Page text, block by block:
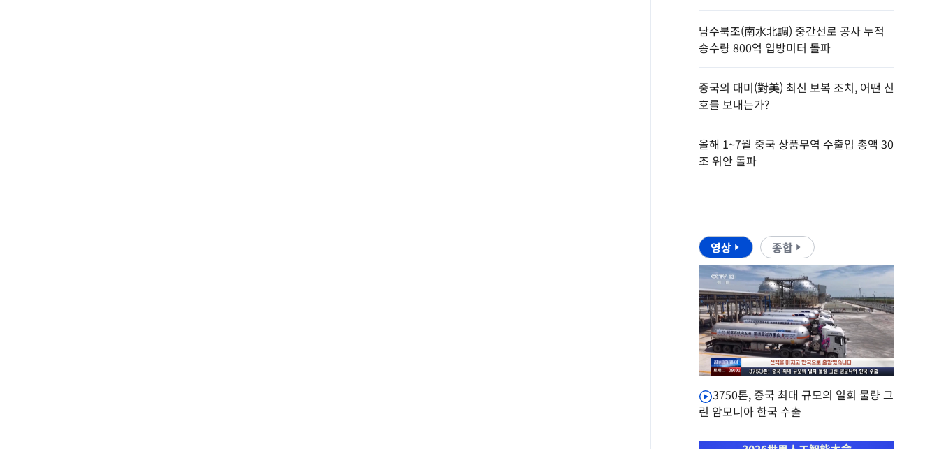
남수북조(南水北調) 중간선로 공사 누적
송수량 800억 입방미터 돌파
중국의 대미(對美) 최신 보복 조치, 어떤 신
호를 보내는가?
올해 1~7월 중국 상품무역 수출입 총액 30
조 위안 돌파
영상 종합
3750톤, 중국 최대 규모의 일회 물량 그
린 암모니아 한국 수출